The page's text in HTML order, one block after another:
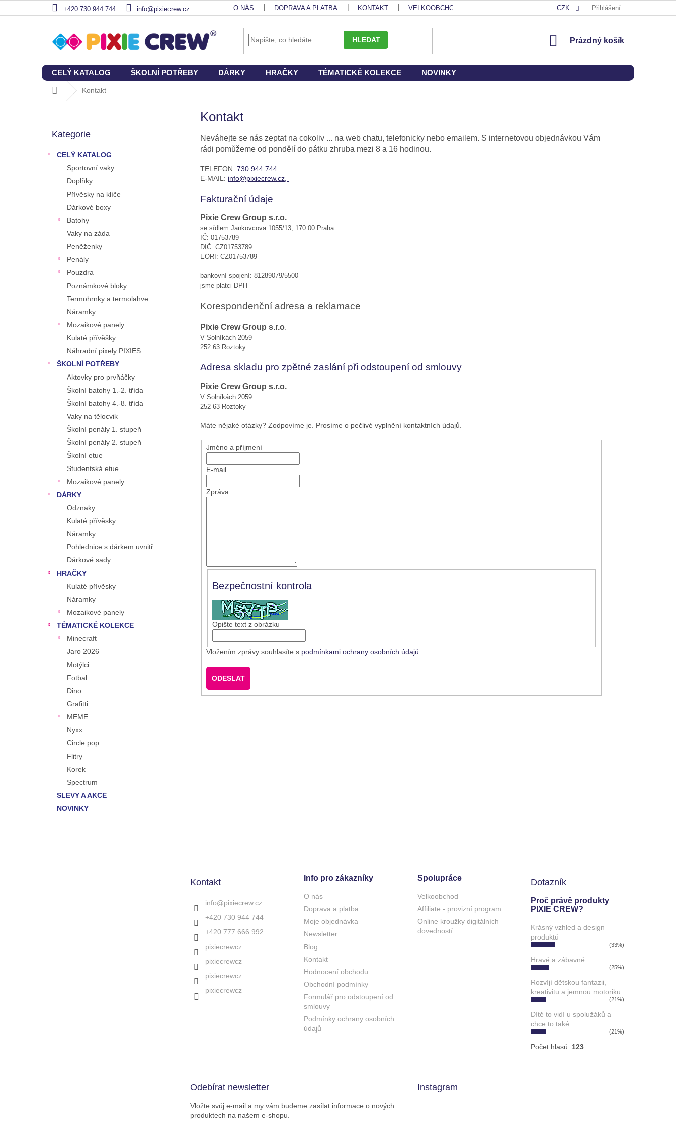
na
+420 730 944 744 info@pixiecrew.cz O NÁS DOPRAVA A PLATBA KONTAKT VELKOOBCHOD CZK Přihlášení
HLEDAT
NÁKUPNÍ
Prázdný košík
CELÝ KATALOG ŠKOLNÍ POTŘEBY DÁRKY HRAČKY TÉMATICKÉ KOLEKCE NOVINKY
Domů Kontakt
kategorie
Kategorie
CELÝ KATALOG
Sportovní vaky
Doplňky
Přívěsky na klíče
Dárkové boxy
Batohy
Vaky na záda
Peněženky
Penály
Pouzdra
Poznámkové bloky
Termohrnky a termolahve
Náramky
Mozaikové panely
Kulaté přívěšky
Náhradní pixely PIXIES
ŠKOLNÍ POTŘEBY
Aktovky pro prvňáčky
Školní batohy 1.-2. třída
Školní batohy 4.-8. třída
Vaky na tělocvik
Školní penály 1. stupeň
Školní penály 2. stupeň
Školní etue
Studentská etue
Mozaikové panely
DÁRKY
Odznaky
Kulaté přívěsky
Náramky
Pohlednice s dárkem uvnitř
Dárkové sady
HRAČKY
Kulaté přívěsky
Náramky
Mozaikové panely
TÉMATICKÉ KOLEKCE
Minecraft
Jaro 2026
Motýlci
Fotbal
Dino
Grafitti
MEME
Nyxx
Circle pop
Flitry
Korek
Spectrum
SLEVY A AKCE
NOVINKY
Kontakt
Neváhejte se nás zeptat na cokoliv ... na web chatu, telefonicky nebo emailem. S internetovou objednávkou Vám
rádi pomůžeme od pondělí do pátku zhruba mezi 8 a 16 hodinou.
TELEFON: 730 944 744
E-MAIL: info@pixiecrew.cz,
Fakturační údaje
Pixie Crew Group s.r.o.
se sídlem Jankovcova 1055/13, 170 00 Praha
IČ: 01753789
DIČ: CZ01753789
EORI: CZ01753789
bankovní spojení: 81289079/5500
jsme platci DPH
Korespondenční adresa a reklamace
Pixie Crew Group s.r.o.
V Solníkách 2059
252 63 Roztoky
Adresa skladu pro zpětné zaslání při odstoupení od smlouvy
Pixie Crew Group s.r.o.
V Solníkách 2059
252 63 Roztoky
Máte nějaké otázky? Zodpovíme je. Prosíme o pečlivé vyplnění kontaktních údajů.
Jméno a příjmení
E-mail
Zpráva
Bezpečnostní kontrola
Opište text z obrázku
Vložením zprávy souhlasíte s podmínkami ochrany osobních údajů
ODESLAT
Kontakt
info@pixiecrew.cz
+420 730 944 744
+420 777 666 992
pixiecrewcz
pixiecrewcz
pixiecrewcz
pixiecrewcz
Info pro zákazníky
O nás
Doprava a platba
Moje objednávka
Newsletter
Blog
Kontakt
Hodnocení obchodu
Obchodní podmínky
Formulář pro odstoupení od
smlouvy
Podmínky ochrany osobních
údajů
Spolupráce
Velkoobchod
Affiliate - provizní program
Online kroužky digitálních
dovedností
Dotazník
Proč právě produkty
PIXIE CREW?
Krásný vzhled a design
produktů
(33%)
Hravé a zábavné
(25%)
Rozvíjí dětskou fantazii,
kreativitu a jemnou motoriku
(21%)
Dítě to vidí u spolužáků a
chce to také
(21%)
Počet hlasů: 123
Odebírat newsletter
Vložte svůj e-mail a my vám budeme zasílat informace o nových
produktech na našem e-shopu.
Instagram